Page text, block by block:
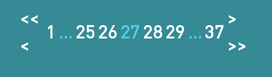
<<
<
1 … 25 26 27 28 29 …37
>
>>